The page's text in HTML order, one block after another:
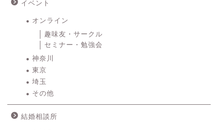
イベント
オンライン
趣味友・サークル
セミナー・勉強会
神奈川
東京
埼玉
その他
結婚相談所